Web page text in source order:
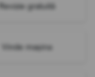
Revizie gratuită
Vinde mașina